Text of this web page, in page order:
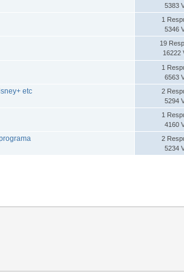
5383
1
5346
19
16222
1
6563
etc
2
5294
1
4160
2
5234